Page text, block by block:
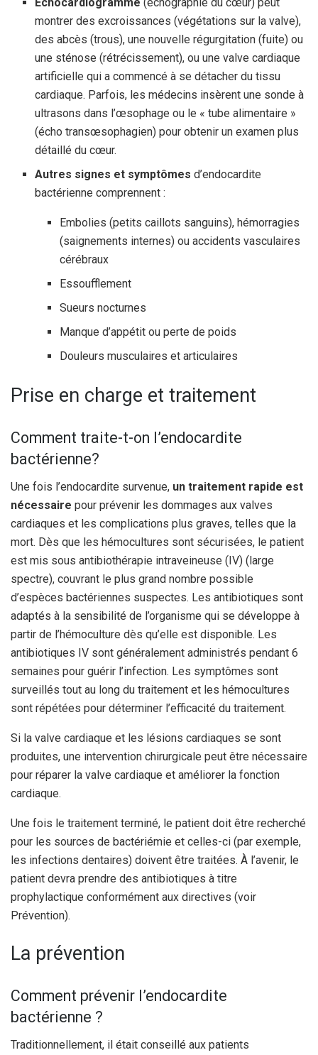
montrer des excroissances (végétations sur la valve),
des abcès (trous), une nouvelle régurgitation (fuite) ou
une sténose (rétrécissement), ou une valve cardiaque
artificielle qui a commencé à se détacher du tissu
cardiaque. Parfois, les médecins insèrent une sonde à
ultrasons dans l’œsophage ou le « tube alimentaire »
(écho transœsophagien) pour obtenir un examen plus
détaillé du cœur.
Autres signes et symptômesd’endocardite
bactérienne comprennent :
Embolies (petits caillots sanguins), hémorragies
(saignements internes) ou accidents vasculaires
cérébraux
Essoufflement
Sueurs nocturnes
Manque d’appétit ou perte de poids
Douleurs musculaires et articulaires
Prise en charge et traitement
Comment traite-t-on l’endocardite
bactérienne?
Une fois l’endocardite survenue, un traitement rapide est
nécessaire pour prévenir les dommages aux valves
cardiaques et les complications plus graves, telles que la
mort. Dès que les hémocultures sont sécurisées, le patient
est mis sous antibiothérapie intraveineuse (IV) (large
spectre), couvrant le plus grand nombre possible
d’espèces bactériennes suspectes. Les antibiotiques sont
adaptés à la sensibilité de l’organisme qui se développe à
partir de l’hémoculture dès qu’elle est disponible. Les
antibiotiques IV sont généralement administrés pendant 6
semaines pour guérir l’infection. Les symptômes sont
surveillés tout au long du traitement et les hémocultures
sont répétées pour déterminer l’efficacité du traitement.
Si la valve cardiaque et les lésions cardiaques se sont
produites, une intervention chirurgicale peut être nécessaire
pour réparer la valve cardiaque et améliorer la fonction
cardiaque.
Une fois le traitement terminé, le patient doit être recherché
pour les sources de bactériémie et celles-ci (par exemple,
les infections dentaires) doivent être traitées. À l’avenir, le
patient devra prendre des antibiotiques à titre
prophylactique conformément aux directives (voir
Prévention).
La prévention
Comment prévenir l’endocardite
bactérienne ?
Traditionnellement, il était conseillé aux patients